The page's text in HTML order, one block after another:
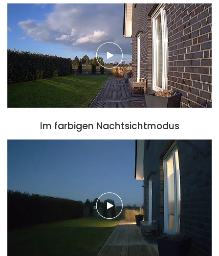
Im farbigen Nachtsichtmodus